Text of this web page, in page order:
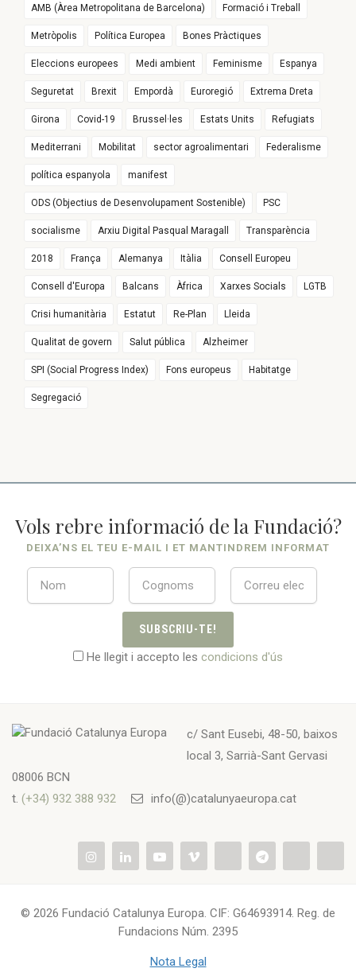
AMB (Àrea Metropolitana de Barcelona) Formació i Treball
Metròpolis Política Europea Bones Pràctiques
Eleccions europees Medi ambient Feminisme Espanya
Seguretat Brexit Empordà Euroregió Extrema Dreta
Girona Covid-19 Brussel·les Estats Units Refugiats
Mediterrani Mobilitat sector agroalimentari Federalisme
política espanyola manifest
ODS (Objectius de Desenvolupament Sostenible) PSC
socialisme Arxiu Digital Pasqual Maragall Transparència
2018 França Alemanya Itàlia Consell Europeu
Consell d'Europa Balcans Àfrica Xarxes Socials LGTB
Crisi humanitària Estatut Re-Plan Lleida
Qualitat de govern Salut pública Alzheimer
SPI (Social Progress Index) Fons europeus Habitatge
Segregació
Vols rebre informació de la Fundació?
DEIXA’NS EL TEU E-MAIL I ET MANTINDREM INFORMAT
SUBSCRIU-TE!
He llegit i accepto les condicions d'ús
c/ Sant Eusebi, 48-50, baixos
local 3, Sarrià-Sant Gervasi
08006 BCN
t. (+34) 932 388 932 info(@)catalunyaeuropa.cat
© 2026 Fundació Catalunya Europa. CIF: G64693914. Reg. de
Fundacions Núm. 2395
Nota Legal